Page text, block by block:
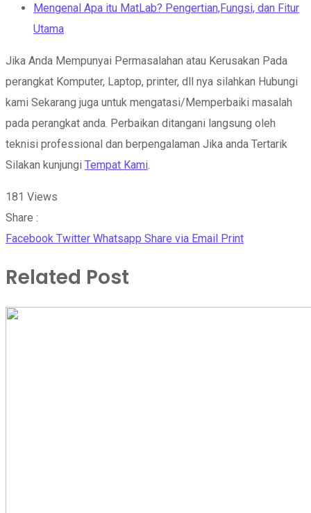
Mengenal Apa itu MatLab? Pengertian,Fungsi, dan Fitur
Utama
Jika Anda Mempunyai Permasalahan atau Kerusakan Pada
perangkat Komputer, Laptop, printer, dll nya silahkan Hubungi
kami Sekarang juga untuk mengatasi/Memperbaiki masalah
pada perangkat anda. Perbaikan ditangani langsung oleh
teknisi professional dan berpengalaman Jika anda Tertarik
Silakan kunjungi Tempat Kami.
181 Views
Share :
Facebook Twitter Whatsapp Share via Email Print
Related Post